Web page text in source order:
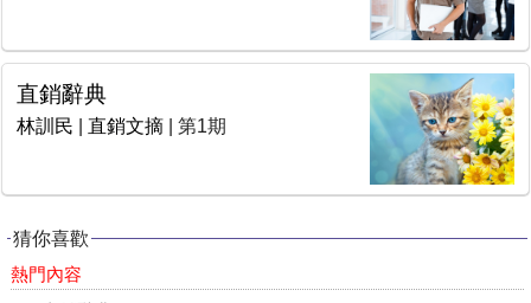
直銷辭典
林訓民 直銷文摘 | 第1期
猜你喜歡
熱門內容